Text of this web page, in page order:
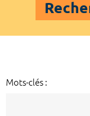
Mots-clés :